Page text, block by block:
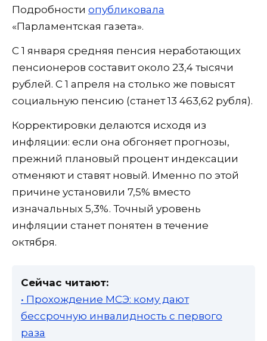
Подробности опубликовала
«Парламентская газета».
С 1 января средняя пенсия неработающих
пенсионеров составит около 23,4 тысячи
рублей. С 1 апреля на столько же повысят
социальную пенсию (станет 13 463,62 рубля).
Корректировки делаются исходя из
инфляции: если она обгоняет прогнозы,
прежний плановый процент индексации
отменяют и ставят новый. Именно по этой
причине установили 7,5% вместо
изначальных 5,3%. Точный уровень
инфляции станет понятен в течение
октября.
Сейчас читают:
• Прохождение МСЭ: кому дают
бессрочную инвалидность с первого
раза